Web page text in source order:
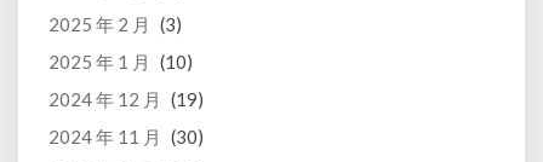
2025 年 2 月
(3)
2025 年 1 月
(10)
2024 年 12 月
(19)
2024 年 11 月
(30)